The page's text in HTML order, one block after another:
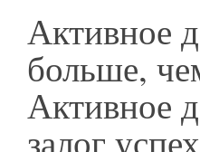
Активное
больше,
Активное
залог